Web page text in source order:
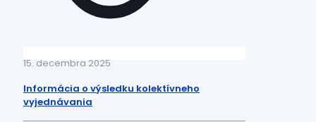
15. decembra 2025
Informácia o výsledku kolektívneho
vyjednávania